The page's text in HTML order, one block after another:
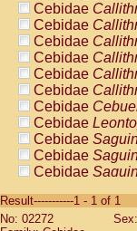
Cebidae
Cebidae
Cebidae
Cebidae
Cebidae
Cebidae
Cebidae
Cebidae
Cebidae
Cebidae
Cebidae
Cebidae
Cebidae
Result-----------1 - 1 of 1
No: 02272